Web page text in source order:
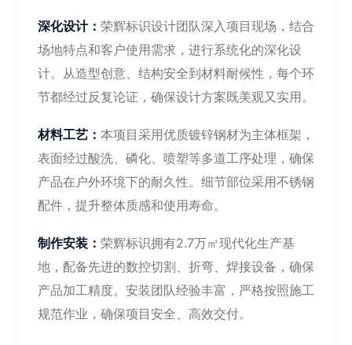
深化设计： 荣辉标识设计团队深入项目现场，结合
场地特点和客户使用需求，进行系统化的深化设
计。从造型创意、结构安全到材料耐候性，每个环
节都经过反复论证，确保设计方案既美观又实用。
材料工艺： 本项目采用优质镀锌钢材为主体框架，
表面经过酸洗、磷化、喷塑等多道工序处理，确保
产品在户外环境下的耐久性。细节部位采用不锈钢
配件，提升整体质感和使用寿命。
制作安装： 荣辉标识拥有2.7万㎡现代化生产基
地，配备先进的数控切割、折弯、焊接设备，确保
产品加工精度。安装团队经验丰富，严格按照施工
规范作业，确保项目安全、高效交付。